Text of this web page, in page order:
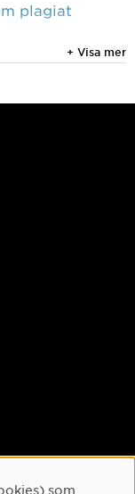
plagiat
samtalen
+ Visa mer
som